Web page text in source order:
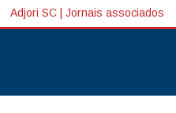
Adjori SC Jornais associados